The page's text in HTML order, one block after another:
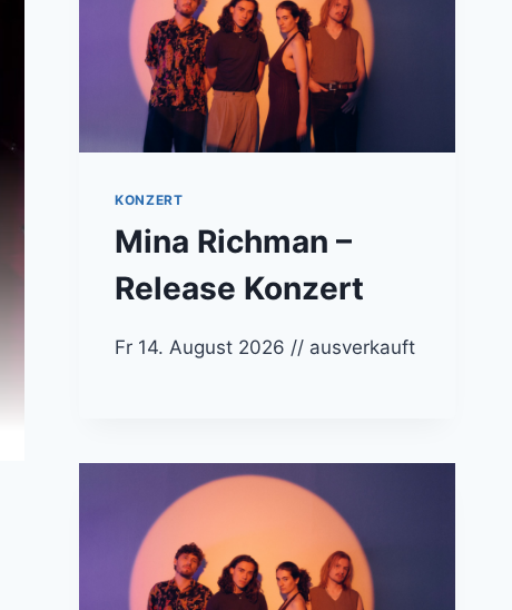
KONZERT
Mina Richman –
Release Konzert
Fr 14. August 2026 // ausverkauft